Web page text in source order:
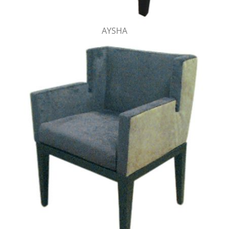
AYSHA